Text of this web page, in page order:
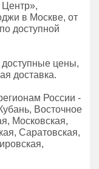
в Москве, от
доступной
доступные цены,
доставка.
России -
Восточное
Московская,
Саратовская,